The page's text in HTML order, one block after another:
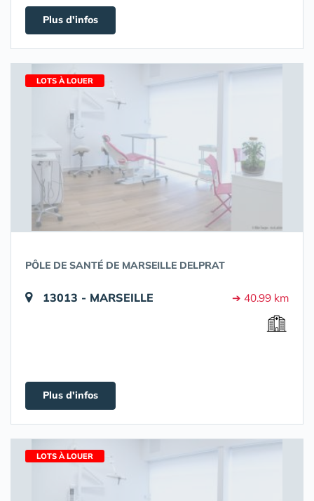
Plus d'infos
LOTS À LOUER
PÔLE DE SANTÉ DE MARSEILLE DELPRAT
13013 - MARSEILLE ➔ 40.99 km
Plus d'infos
LOTS À LOUER